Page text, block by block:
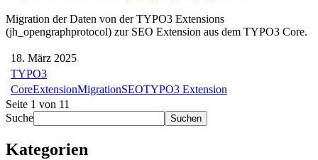
Migration der Daten von der TYPO3 Extensions
(jh_opengraphprotocol) zur SEO Extension aus dem TYPO3 Core.
18. März 2025
TYPO3
CoreExtensionMigrationSEOTYPO3 Extension
Seite 1 von 11
Suche
Suchen
Kategorien